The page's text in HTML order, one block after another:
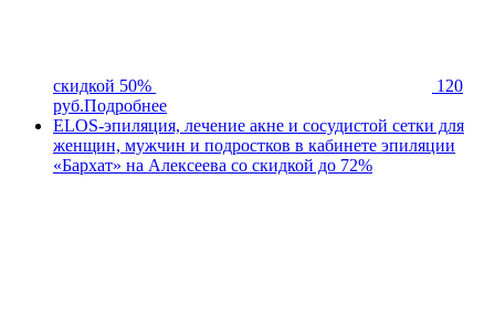
скидкой 50%
120
руб.Подробнее
ELOS-эпиляция, лечение акне и сосудистой сетки для
женщин, мужчин и подростков в кабинете эпиляции
«Бархат» на Алексеева со скидкой до 72%